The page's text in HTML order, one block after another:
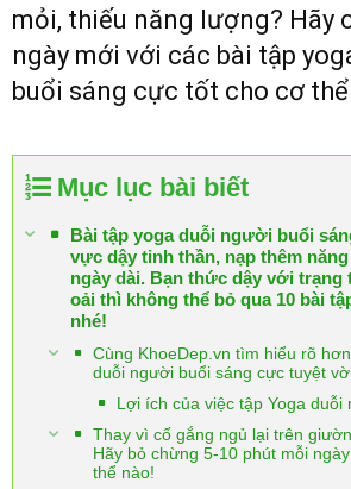
mỏi, thiếu năng lượng? Hãy
ngày mới với các bài tập
buổi sáng cực tốt cho cơ
Mục lục bài biết
Bài tập yoga duỗi người buổi
vực dậy tinh thần, nạp thêm
ngày dài. Bạn thức dậy với trạng
oải thì không thể bỏ qua 10 bài
nhé!
Cùng KhoeDep.vn tìm hiểu rõ
duỗi người buổi sáng cực tuyệt
Lợi ích của việc tập Yoga duỗi
Thay vì cố gắng ngủ lại trên
Hãy bỏ chừng 5-10 phút mỗi
thể nào!